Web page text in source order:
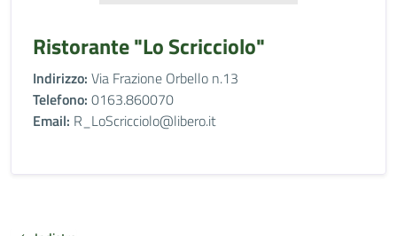
Ristorante "Lo Scricciolo"
Indirizzo: Via Frazione Orbello n.13
Telefono: 0163.860070
Email: R_LoScricciolo@libero.it